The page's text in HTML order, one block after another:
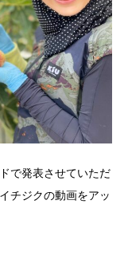
で発表させていただ
チジクの動画をアッ